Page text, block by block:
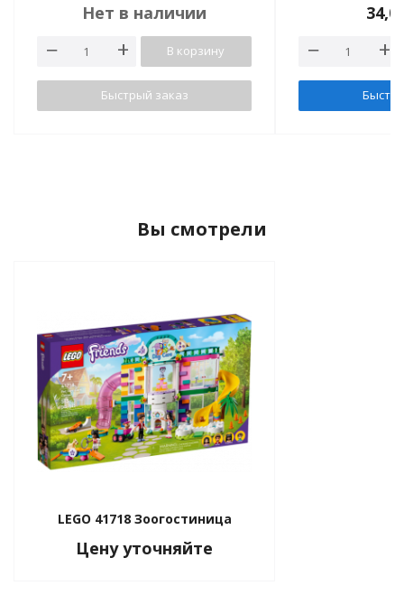
Нет в наличии
В корзину
Быстрый заказ
Вы смотрели
LEGO 41718 Зоогостиница
Цену уточняйте